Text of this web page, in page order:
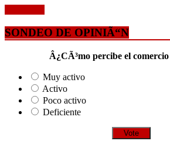
SONDEO DE OPINIÃ“N
Â¿CÃ³mo percibe el
Muy activo
Activo
Poco activo
Deficiente